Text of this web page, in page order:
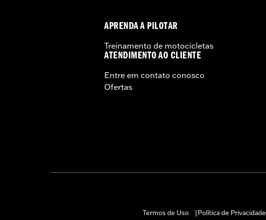
APRENDA A PILOTAR
Treinamento de motocicletas
ATENDIMENTO AO CLIENTE
Entre em contato conosco
Ofertas
Termos de Uso
Política de Privacidade